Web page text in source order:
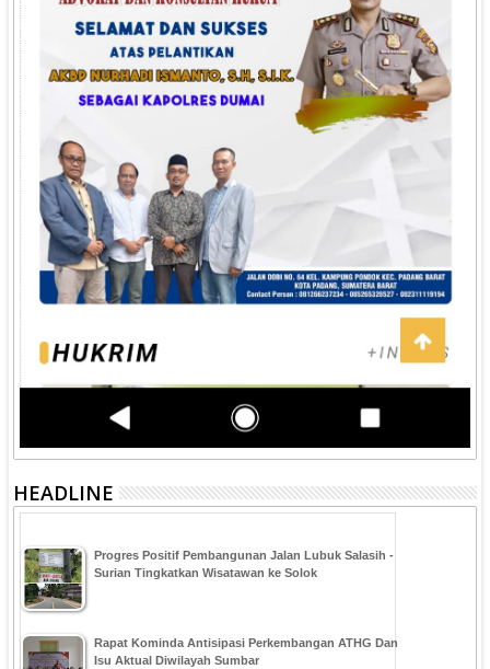
HEADLINE
Progres Positif Pembangunan Jalan Lubuk Salasih -
Surian Tingkatkan Wisatawan ke Solok
Rapat Kominda Antisipasi Perkembangan ATHG Dan
Isu Aktual Diwilayah Sumbar